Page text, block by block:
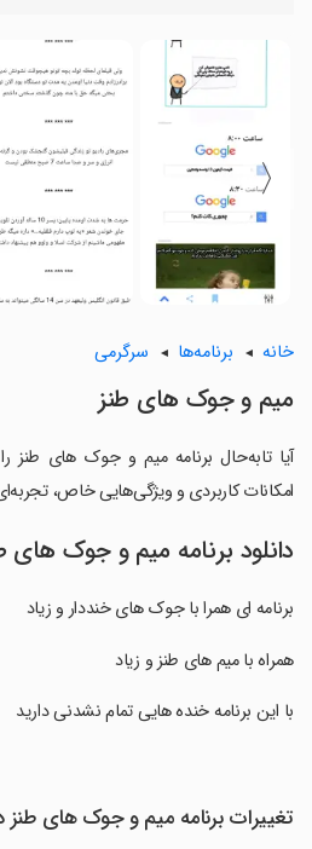
〈
خانه برنامه‌ها سرگرمی
میم و جوک های طنز
آیا تابه‌حال برنامه میم و جوک های طنز را
امکانات کاربردی و ویژگی‌هایی خاص،
دانلود برنامه میم و جوک های
برنامه ای همرا با جوک های خنددار و زیاد
‏همراه با میم های طنز و زیاد
‏با این برنامه خنده هایی تمام نشدنی دارید
تغییرات برنامه میم و جوک های